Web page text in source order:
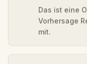
Das ist eine
Vorhersage
mit.